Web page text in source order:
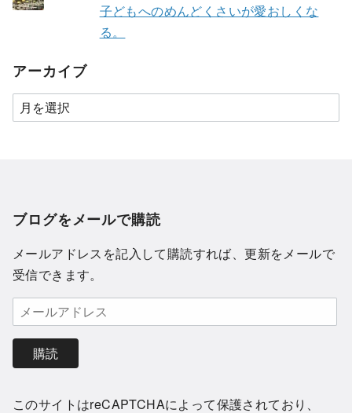
子どもへのめんどくさいが愛おしくな
る。
アーカイブ
ブログをメールで購読
メールアドレスを記入して購読すれば、更新をメールで
受信できます。
購読
このサイトはreCAPTCHAによって保護されており、